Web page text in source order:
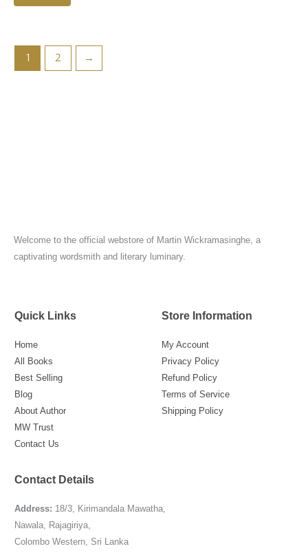
1 2 →
Welcome to the official webstore of Martin Wickramasinghe, a
captivating wordsmith and literary luminary.
Quick Links
Home
All Books
Best Selling
Blog
About Author
MW Trust
Contact Us
Store Information
My Account
Privacy Policy
Refund Policy
Terms of Service
Shipping Policy
Contact Details
Address: 18/3, Kirimandala Mawatha,
Nawala, Rajagiriya,
Colombo Western, Sri Lanka